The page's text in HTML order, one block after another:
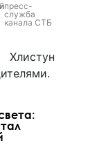
пресс-
служба
канала СТБ